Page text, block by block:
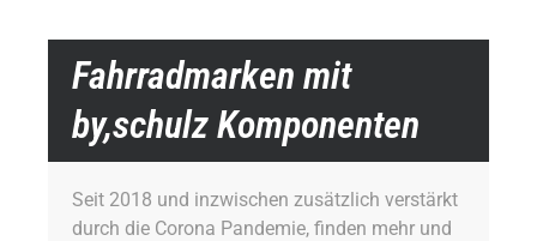
Fahrradmarken mit
by,schulz Komponenten
Seit 2018 und inzwischen zusätzlich verstärkt
durch die Corona Pandemie, finden mehr und